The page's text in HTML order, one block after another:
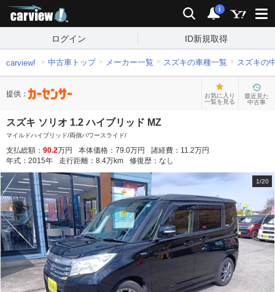
検索 通知
i
ログイン ID新規取得
carview! 中古車トップ メーカー一覧 スズキの車種一覧 スズキの
提供：
お気に入り
一覧を見る
最近見た
中古車
スズキ ソリオ 1.2 ハイブリッド MZ
マイルドハイブリッド/両側パワースライド/
支払総額： 90.2万円 本体価格： 79.0万円 諸経費： 11.2万円
年式： 2015年 走行距離： 8.4万km 修復歴： なし
1/20